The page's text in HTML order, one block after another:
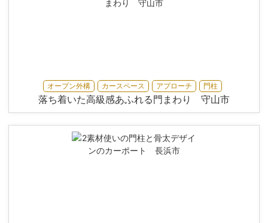
オープン外構 カースペース アプローチ 門柱
落ち着いた高級感あふれる門まわり 守山市